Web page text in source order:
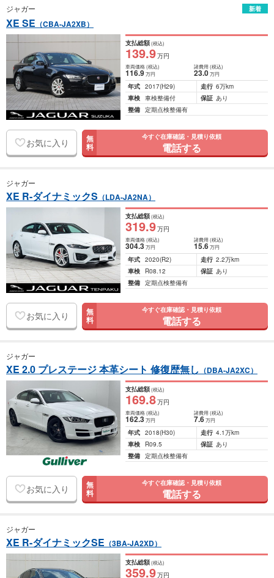
ジャガー 新着
XE SE （CBA-JA2XB）
支払総額(税込)
139.9万円
車両価格(税込)
116.9万円
諸費用 (税込)
23.0 万円
年式 2017(H29) 走行 6万km
車検 車検整備付 保証 あり
整備 定期点検整備有
お気に入り 無
料
今すぐ在庫確認・見積り依頼
電話する
ジャガー
XE R-ダイナミックS （LDA-JA2NA）
支払総額(税込)
319.9万円
車両価格(税込)
304.3万円
諸費用 (税込)
15.6 万円
年式 2020(R2) 走行 2.2万km
車検
R08.12 保証 あり
整備 定期点検整備有
お気に入り 無
料
今すぐ在庫確認・見積り依頼
電話する
ジャガー
XE 2.0 プレステージ 本革シート 修復歴無し （DBA-JA2XC）
支払総額(税込)
169.8万円
車両価格(税込)
162.3万円
諸費用 (税込)
7.6 万円
年式 2018(H30) 走行 4.1万km
車検
R09.5 保証 あり
整備 定期点検整備有
お気に入り 無
料
今すぐ在庫確認・見積り依頼
電話する
ジャガー
XE R-ダイナミックSE （3BA-JA2XD）
支払総額(税込)
359.9万円